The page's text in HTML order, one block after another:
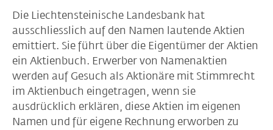
Die Liechtensteinische Landesbank hat
ausschliesslich auf den Namen lautende Aktien
emittiert. Sie führt über die Eigentümer der Aktien
ein Aktienbuch. Erwerber von Namenaktien
werden auf Gesuch als Aktionäre mit Stimmrecht
im Aktienbuch eingetragen, wenn sie
ausdrücklich erklären, diese Aktien im eigenen
Namen und für eigene Rechnung erworben zu